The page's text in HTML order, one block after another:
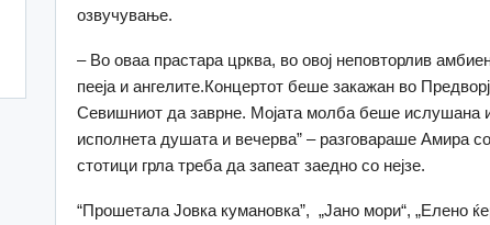
озвучување.
– Во оваа прастара црква, во овој неповторлив
пееја и ангелите.Концертот беше закажан во
Севишниот да заврне. Мојата молба беше ислушана
исполнета душата и вечерва” – разговараше Амира со
стотици грла треба да запеат заедно со нејзе.
“Прошетала Јовка кумановка”, „Јано мори“, „Елено